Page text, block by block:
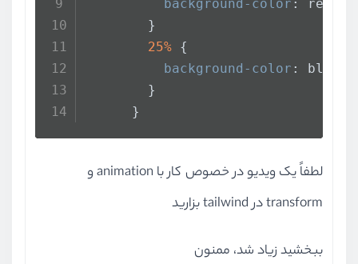
background-color : red;
        }
25% {
background-color : blue;
        }
      }
لطفاً یک ویدیو در خصوص کار با animation و
transform در tailwind بزارید
ببخشید زیاد شد، ممنون